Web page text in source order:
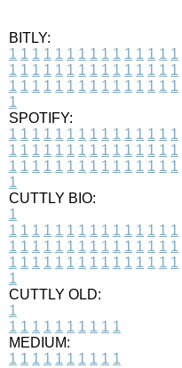
BITLY:
1 1 1 1 1 1 1 1 1 1 1 1 1 1 1
1 1 1 1 1 1 1 1 1 1 1 1 1 1 1
1 1 1 1 1 1 1 1 1 1 1 1 1 1 1
1
SPOTIFY:
1 1 1 1 1 1 1 1 1 1 1 1 1 1 1
1 1 1 1 1 1 1 1 1 1 1 1 1 1 1
1 1 1 1 1 1 1 1 1 1 1 1 1 1 1
1
CUTTLY BIO:
1
1 1 1 1 1 1 1 1 1 1 1 1 1 1 1
1 1 1 1 1 1 1 1 1 1 1 1 1 1 1
1 1 1 1 1 1 1 1 1 1 1 1 1 1 1
1
CUTTLY OLD:
1
1 1 1 1 1 1 1 1 1 1
MEDIUM:
1 1 1 1 1 1 1 1 1 1